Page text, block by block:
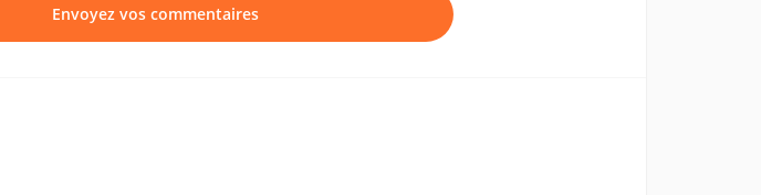
Envoyez vos commentaires